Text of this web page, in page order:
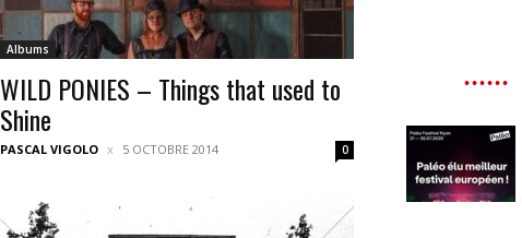
Albums
WILD PONIES – Things that used to
Shine
PASCAL VIGOLO 5 OCTOBRE 2014 0